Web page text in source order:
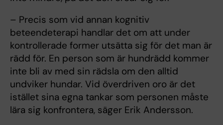
– Precis som vid annan kognitiv
beteendeterapi handlar det om att under
kontrollerade former utsätta sig för det man är
rädd för. En person som är hundrädd kommer
inte bli av med sin rädsla om den alltid
undviker hundar. Vid överdriven oro är det
istället sina egna tankar som personen måste
lära sig konfrontera, säger Erik Andersson.